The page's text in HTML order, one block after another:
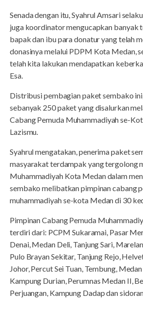
Senada dengan itu, Syahrul Amsari
juga koordinator mengucapkan banyak
bapak dan ibu para donatur yang telah
donasinya melalui PDPM Kota Medan,
telah kita lakukan mendapatkan
Esa.
Distribusi pembagian paket sembako
sebanyak 250 paket yang disalurkan
Cabang Pemuda Muhammadiyah se-
Lazismu.
Syahrul mengatakan, penerima paket
masyarakat terdampak yang tergolong
Muhammadiyah Kota Medan dalam
sembako melibatkan pimpinan cabang
muhammadiyah se-kota Medan di 30
Pimpinan Cabang Pemuda
terdiri dari: PCPM Sukaramai, Pasar
Denai, Medan Deli, Tanjung Sari,
Pulo Brayan Sekitar, Tanjung Rejo,
Johor, Percut Sei Tuan, Tembung,
Kampung Durian, Perumnas Medan II,
Perjuangan, Kampung Dadap dan